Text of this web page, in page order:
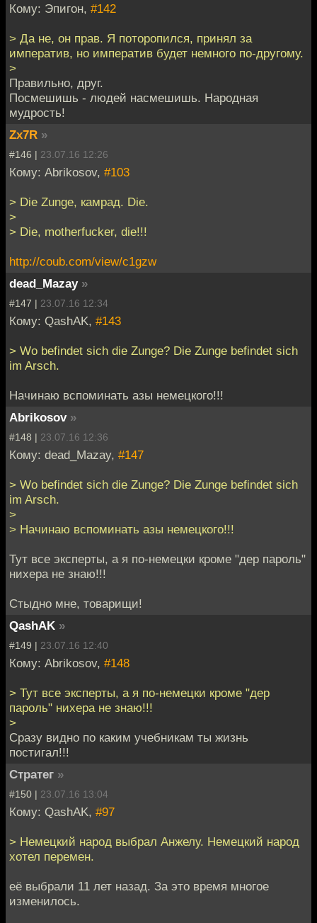
Кому: Эпигон, #142
> Да не, он прав. Я поторопился, принял за
императив, но императив будет немного по-другому.
>
Правильно, друг.
Посмешишь - людей насмешишь. Народная
мудрость!
Zx7R »
#146 | 23.07.16 12:26
Кому: Abrikosov, #103
> Die Zunge, камрад. Die.
>
> Die, motherfucker, die!!!
http://coub.com/view/c1gzw
dead_Mazay »
#147 | 23.07.16 12:34
Кому: QashAK, #143
> Wo befindet sich die Zunge? Die Zunge befindet sich
im Arsch.
Начинаю вспоминать азы немецкого!!!
Abrikosov »
#148 | 23.07.16 12:36
Кому: dead_Mazay, #147
> Wo befindet sich die Zunge? Die Zunge befindet sich
im Arsch.
>
> Начинаю вспоминать азы немецкого!!!
Тут все эксперты, а я по-немецки кроме "дер пароль"
нихера не знаю!!!
Стыдно мне, товарищи!
QashAK »
#149 | 23.07.16 12:40
Кому: Abrikosov, #148
> Тут все эксперты, а я по-немецки кроме "дер
пароль" нихера не знаю!!!
>
Сразу видно по каким учебникам ты жизнь
постигал!!!
Стратег »
#150 | 23.07.16 13:04
Кому: QashAK, #97
> Немецкий народ выбрал Анжелу. Немецкий народ
хотел перемен.
её выбрали 11 лет назад. За это время многое
изменилось.